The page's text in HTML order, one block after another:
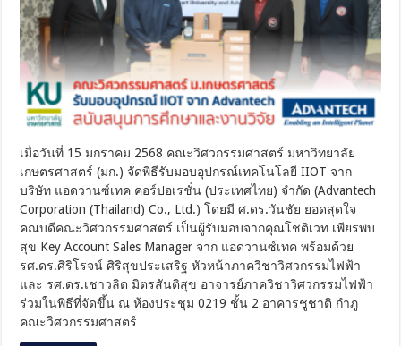
มอบ
อุปกรณ์
IIOT
จาก
Advantech
สนับสนุน
การ
ศึกษา
งาน
วิจัย
เมื่อวันที่ 15 มกราคม 2568 คณะวิศวกรรมศาสตร์ มหาวิทยาลัย
เกษตรศาสตร์ (มก.) จัดพิธีรับมอบอุปกรณ์เทคโนโลยี IIOT จาก
บริษัท แอดวานซ์เทค คอร์ปอเรชั่น (ประเทศไทย) จำกัด (Advantech
Corporation (Thailand) Co., Ltd.) โดยมี ศ.ดร.วันชัย ยอดสุดใจ
คณบดีคณะวิศวกรรมศาสตร์ เป็นผู้รับมอบจากคุณโชติเวท เพียรพบ
สุข Key Account Sales Manager จาก แอดวานซ์เทค พร้อมด้วย
รศ.ดร.ศิริโรจน์ ศิริสุขประเสริฐ หัวหน้าภาควิชาวิศวกรรมไฟฟ้า
และ รศ.ดร.เชาวลิต มิตรสันติสุข อาจารย์ภาควิชาวิศวกรรมไฟฟ้า
ร่วมในพิธีที่จัดขึ้น ณ ห้องประชุม 0219 ชั้น 2 อาคารชูชาติ กำภู
คณะวิศวกรรมศาสตร์